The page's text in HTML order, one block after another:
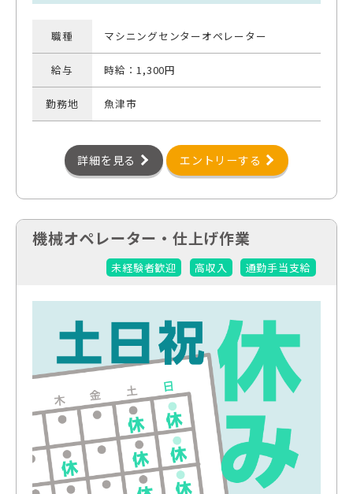
職種 マシニングセンターオペレーター
給与 時給：1,300円
勤務地 魚津市
詳細を見る エントリーする
機械オペレーター・仕上げ作業
未経験者歓迎 高収入 通勤手当支給